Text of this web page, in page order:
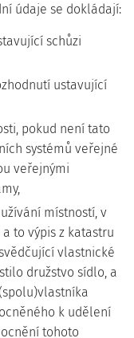
údaje se dokládají:
schůzi
ustavující
pokud není tato
systémů veřejné
veřejnými
místností, v
to výpis z katastru
vlastnické
družstvo sídlo, a
k udělení
tohoto